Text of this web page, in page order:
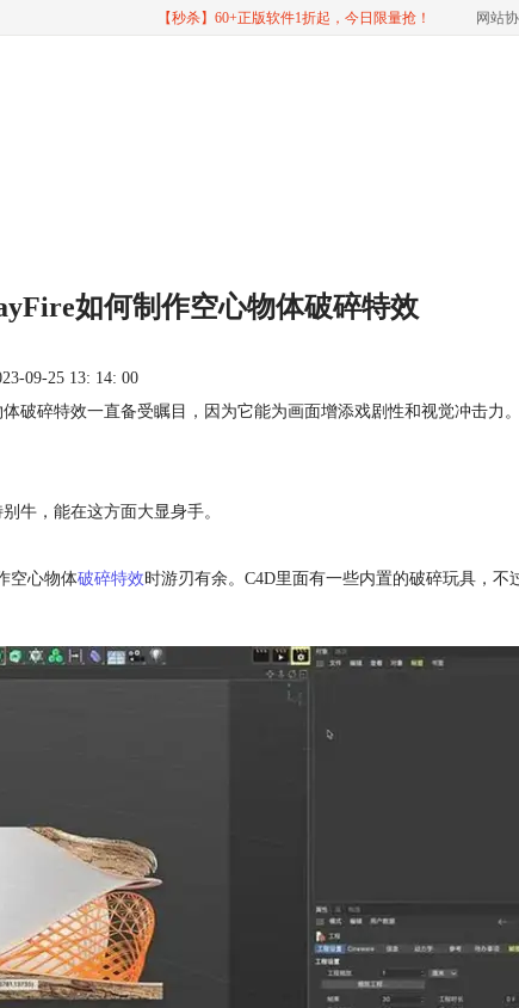
【秒杀】60+正版软件1折起，今日限量抢！ 网站
如何制作空心物体破碎特效
09-25 13: 14: 00
碎特效一直备受瞩目，因为它能为画面增添戏剧性和视觉冲击力
牛，能在这方面大显身手。
空心物体破碎特效时游刃有余。C4D里面有一些内置的破碎玩具，